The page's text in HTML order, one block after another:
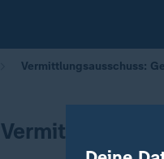
Vermittlungsausschuss: